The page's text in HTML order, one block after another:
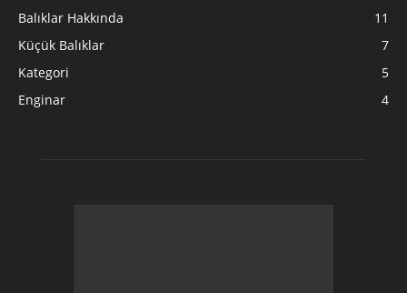
Balıklar Hakkında
11
Küçük Balıklar
7
Kategori
5
Enginar
4